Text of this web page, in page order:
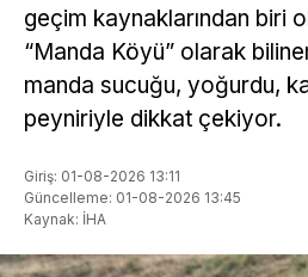
geçim kaynaklarından biri
“Manda Köyü” olarak
manda sucuğu, yoğurdu,
peyniriyle dikkat çekiyor.
Giriş: 01-08-2026 13:11
Güncelleme: 01-08-2026 13:45
Kaynak: İHA